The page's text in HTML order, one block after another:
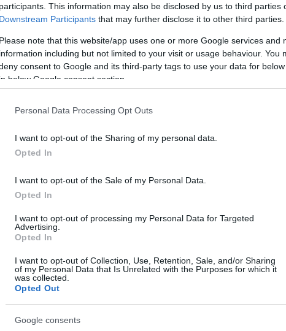
participants. This information may also be disclosed by us to third parties
Downstream Participants that may further disclose it to other third parties.
Please note that this website/app uses one or more Google services and
information including but not limited to your visit or usage behaviour. You
consent to Google and its third-party tags to use your data for
in below Google consent section.
Personal Data Processing Opt Outs
I want to opt-out of the Sharing of my personal data.
Opted In
I want to opt-out of the Sale of my Personal Data.
Opted In
I want to opt-out of processing my Personal Data for Targeted
Advertising.
Opted In
I want to opt-out of Collection, Use, Retention, Sale, and/or Sharing
of my Personal Data that Is Unrelated with the Purposes for which it
was collected.
Opted Out
Google consents
nagyon sikkesre sikerült.
fekete övvel és egy fekete táskával
felszabadultság.